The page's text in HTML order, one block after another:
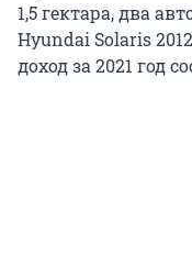
1,5 гектара, два
Hyundai Solaris
доход за 2021 год